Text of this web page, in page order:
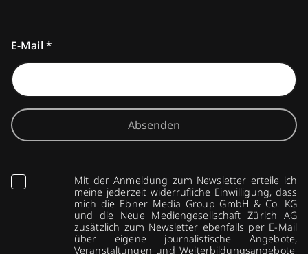
E-Mail *
Absenden
Mit der Anmeldung zum Newsletter erteile ich
meine jederzeit widerrufliche Einwilligung, dass
mich die Ebner Media Group GmbH & Co. KG
und die Neue Mediengesellschaft Zürich AG
zusätzlich zum Newsletter ebenfalls per E-Mail
über eigene journalistische Angebote,
Veranstaltungen und Weiterbildungsangebote,